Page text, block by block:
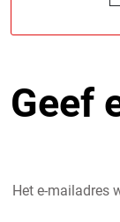
Geef
Het e-mailadres